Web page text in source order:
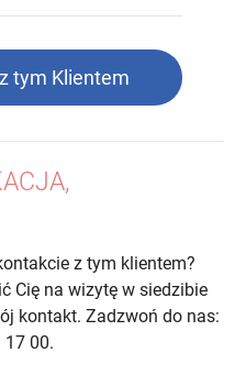
tym Klientem
z tym klientem?
Cię na wizytę w siedzibie
kontakt. Zadzwoń do nas:
17 00.